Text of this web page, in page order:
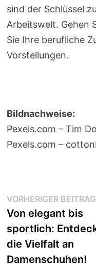
sind der Schlüssel
Arbeitswelt. Gehen
Sie Ihre berufliche
Vorstellungen.
Bildnachweise:
Pexels.com – Tim
Pexels.com –
VORHERIGER BEITRAG
Von elegant bis
sportlich:
die Vielfalt an
Damenschuhen!